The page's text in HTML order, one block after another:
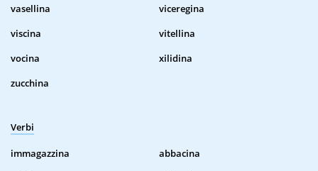
vasellina
viceregina
viscina
vitellina
vocina
xilidina
zucchina
Verbi
immagazzina
abbacina